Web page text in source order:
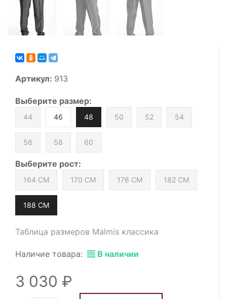
Артикул: 913
Выберите размер:
44 46 48 50 52 54
56 58 60
Выберите рост:
164 СМ 170 СМ 176 СМ 182 СМ
188 СМ
Таблица размеров Malmis классика
Наличие товара: В наличии
3 030